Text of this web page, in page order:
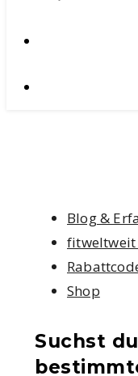
Blog &
fitweltweit
Shop
Suchst